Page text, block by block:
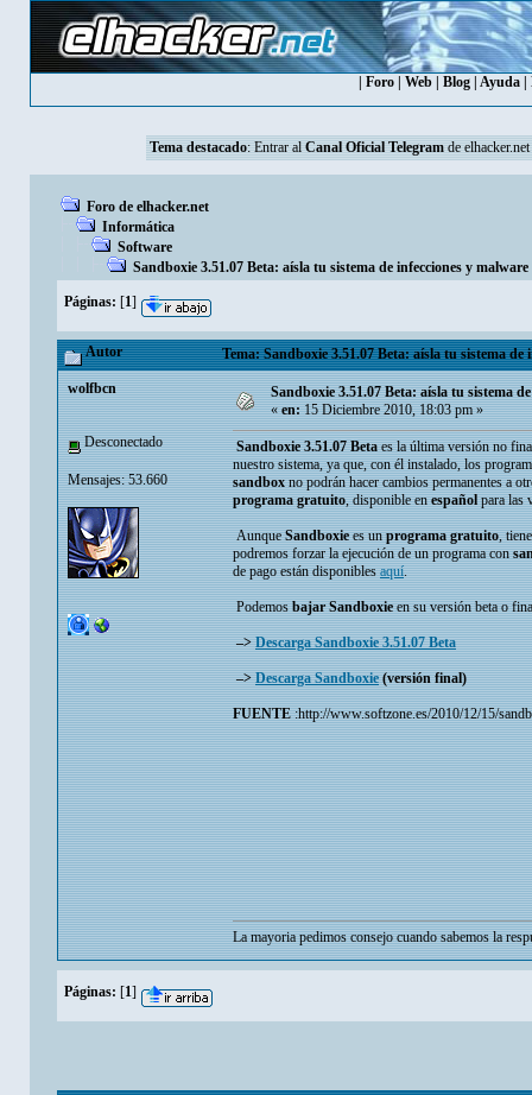
Foro Web Blog Ayuda
Tema destacado: Entrar al Canal Oficial Telegramde elhacker.net
Foro de elhacker.net
Informática
Software
Sandboxie 3.51.07 Beta: aísla tu sistema de infecciones y
Páginas: [1]
Autor Tema: Sandboxie 3.51.07 Beta: aísla tu sistema
wolfbcn
Desconectado
Mensajes: 53.660
Sandboxie 3.51.07 Beta: aísla tu sistema
«en:15 Diciembre 2010, 18:03 pm »
Sandboxie 3.51.07 Betaes la última versión no
nuestro sistema, ya que, con él instalado, los
sandboxno podrán hacer cambios permanentes a
programa gratuito, disponible enespañolpara las
AunqueSandboxiees unprograma gratuito,
podremos forzar la ejecución de un programa con
de pago están disponiblesaquí.
Podemosbajar Sandboxieen su versión beta o
–>Descarga Sandboxie 3.51.07 Beta
–>Descarga Sandboxie(versión final)
FUENTE:http://www.softzone.es/2010/12/15/
La mayoria pedimos consejo cuando sabemos la
Páginas: [1]